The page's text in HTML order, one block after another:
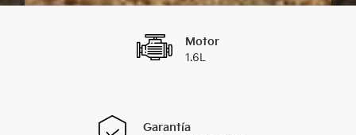
Motor
1.6L
Garantía